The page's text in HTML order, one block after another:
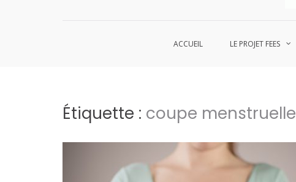
ACCUEIL LE PROJET FEES
Étiquette : coupe menstruelle